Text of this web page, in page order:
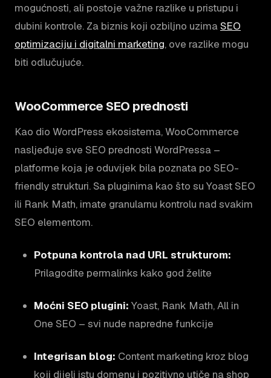
mogućnosti, ali postoje važne razlike u pristupu i
dubini kontrole. Za biznis koji ozbiljno uzimaSEO
optimizaciju i digitalni marketing, ove razlike mogu
biti odlučujuće.
WooCommerce SEO prednosti
Kao dio WordPress ekosistema, WooCommerce
nasljeđuje sve SEO prednosti WordPressa –
platforme koja je oduvijek bila poznata po SEO-
friendly strukturi. Sa pluginima kao što su Yoast SEO
ili Rank Math, imate granularnu kontrolu nad svakim
SEO elementom.
Potpuna kontrola nad URL strukturom:
Prilagodite permalinks kako god želite
Moćni SEO plugini: Yoast, Rank Math, All in
One SEO – svi nude napredne funkcije
Integrisan blog: Content marketing kroz blog
koji dijeli istu domenu i pozitivno utiče na shop